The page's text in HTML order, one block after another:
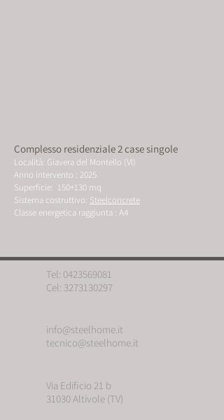
Complesso residenziale 2 case singole
Località: Giavera del Montello (VI)
Anno intervento : 2025
Superficie: 150+130 mq
Sistema costruttivo: Steelconcrete
Classe energetica raggiunta : A4
Tel: 0423569081
Cel: 3273130297
info@steelhome.it
tecnico@steelhome.it
Via Edificio 21 b
31030 Altivole (TV)